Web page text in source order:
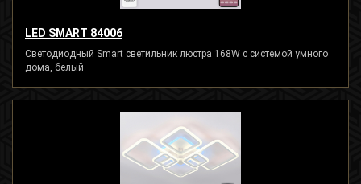
LED SMART 84006
Светодиодный Smart светильник люстра 168W с системой умного
дома, белый